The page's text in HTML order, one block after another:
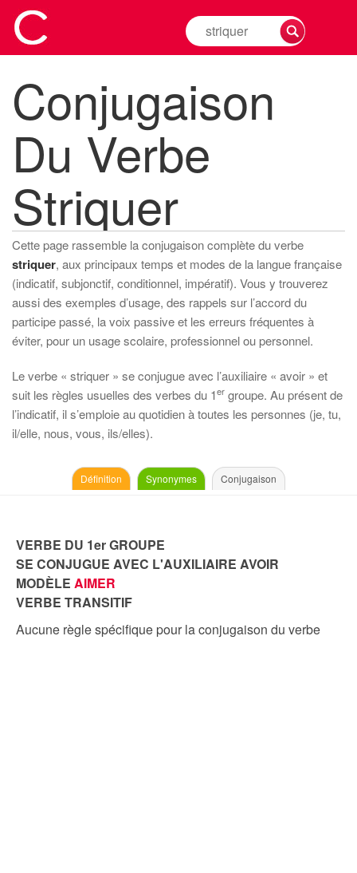
Rechercher
la
d'un
verbe
Conjugaison
Du Verbe
Striquer
Cette page rassemble la conjugaison complète du verbe
striquer, aux principaux temps et modes de la langue française
(indicatif, subjonctif, conditionnel, impératif). Vous y trouverez
aussi des exemples d’usage, des rappels sur l’accord du
participe passé, la voix passive et les erreurs fréquentes à
éviter, pour un usage scolaire, professionnel ou personnel.
Le verbe « striquer » se conjugue avec l’auxiliaire « avoir » et
suit les règles usuelles des verbes du 1er groupe. Au présent de
l’indicatif, il s’emploie au quotidien à toutes les personnes (je, tu,
il/elle, nous, vous, ils/elles).
Définition Synonymes Conjugaison
VERBE DU 1er GROUPE
SE CONJUGUE AVEC L'AUXILIAIRE AVOIR
MODÈLE AIMER
VERBE TRANSITIF
Aucune règle spécifique pour la conjugaison du verbe